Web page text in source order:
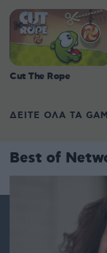
Cut The Rope
ΔΕΙΤΕ ΟΛΑ ΤΑ
Best of